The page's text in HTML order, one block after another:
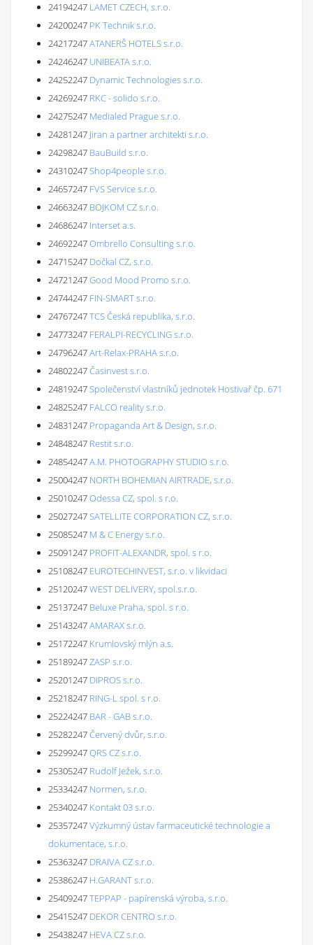
24194247 LAMET CZECH, s.r.o.
24200247 PK Technik s.r.o.
24217247ATANERŠ HOTELS s.r.o.
24246247 UNIBEATA s.r.o.
24252247 Dynamic Technologies s.r.o.
24269247 RKC - solido s.r.o.
24275247 Medialed Prague s.r.o.
24281247 Jiran a partner architekti s.r.o.
24298247 BauBuild s.r.o.
24310247Shop4people s.r.o.
24657247 FVS Service s.r.o.
24663247 BOJKOM CZ s.r.o.
24686247 Interset a.s.
24692247Ombrello Consulting s.r.o.
24715247 Dočkal CZ, s.r.o.
24721247Good Mood Promo s.r.o.
24744247 FIN-SMART s.r.o.
24767247TCS Česká republika, s.r.o.
24773247 FERALPI-RECYCLING s.r.o.
24796247Art-Relax-PRAHA s.r.o.
24802247Časinvest s.r.o.
24819247Společenství vlastníků jednotek Hostivař čp. 671
24825247 FALCO reality s.r.o.
24831247 Propaganda Art & Design, s.r.o.
24848247 Restit s.r.o.
24854247A.M. PHOTOGRAPHY STUDIO s.r.o.
25004247 NORTH BOHEMIAN AIRTRADE, s.r.o.
25010247Odessa CZ, spol. s r.o.
25027247SATELLITE CORPORATION CZ, s.r.o.
25085247 M & C Energy s.r.o.
25091247 PROFIT-ALEXANDR, spol. s r.o.
25108247 EUROTECHINVEST, s.r.o. v likvidaci
25120247WEST DELIVERY, spol.s.r.o.
25137247 Beluxe Praha, spol. s r.o.
25143247AMARAX s.r.o.
25172247 Krumlovský mlýn a.s.
25189247ZASP s.r.o.
25201247 DIPROS s.r.o.
25218247 RING-L spol. s r.o.
25224247 BAR - GAB s.r.o.
25282247Červený dvůr, s.r.o.
25299247QRS CZ s.r.o.
25305247 Rudolf Ježek, s.r.o.
25334247 Normen, s.r.o.
25340247 Kontakt 03 s.r.o.
25357247Výzkumný ústav farmaceutické technologie a
dokumentace, s.r.o.
25363247 DRAIVA CZ s.r.o.
25386247 H.GARANT s.r.o.
25409247TEPPAP - papírenská výroba, s.r.o.
25415247 DEKOR CENTRO s.r.o.
25438247 HEVA CZ s.r.o.